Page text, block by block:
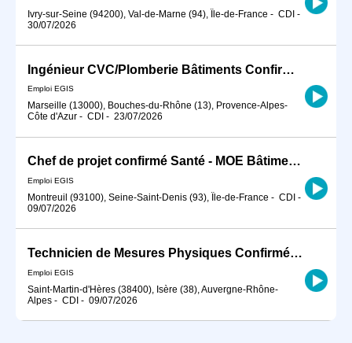
Ivry-sur-Seine (94200), Val-de-Marne (94), Île-de-France - CDI -
30/07/2026
Ingénieur CVC/Plomberie Bâtiments Confirmé H/F
Emploi EGIS
Marseille (13000), Bouches-du-Rhône (13), Provence-Alpes-
Côte d'Azur - CDI - 23/07/2026
Chef de projet confirmé Santé - MOE Bâtiment H/F
Emploi EGIS
Montreuil (93100), Seine-Saint-Denis (93), Île-de-France - CDI -
09/07/2026
Technicien de Mesures Physiques Confirmé - H/F
Emploi EGIS
Saint-Martin-d'Hères (38400), Isère (38), Auvergne-Rhône-
Alpes - CDI - 09/07/2026